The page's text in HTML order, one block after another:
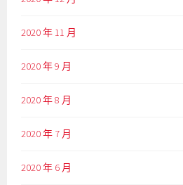
2020 年 11 月
2020 年 9 月
2020 年 8 月
2020 年 7 月
2020 年 6 月